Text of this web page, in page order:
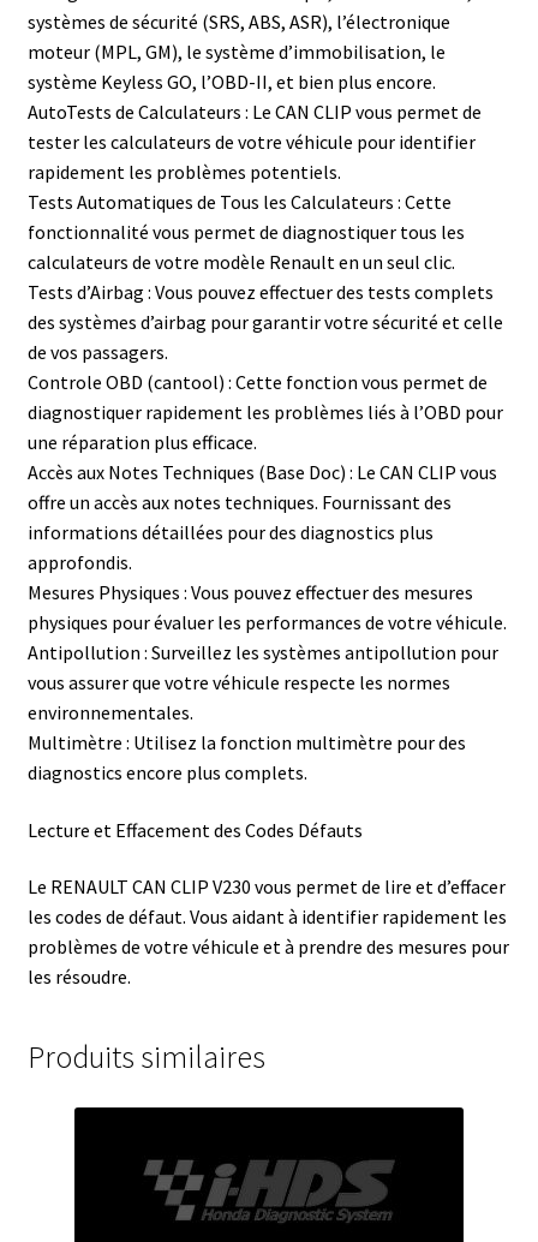
systèmes de sécurité (SRS, ABS, ASR), l’électronique
moteur (MPL, GM), le système d’immobilisation, le
système Keyless GO, l’OBD-II, et bien plus encore.
AutoTests de Calculateurs : Le CAN CLIP vous permet de
tester les calculateurs de votre véhicule pour identifier
rapidement les problèmes potentiels.
Tests Automatiques de Tous les Calculateurs : Cette
fonctionnalité vous permet de diagnostiquer tous les
calculateurs de votre modèle Renault en un seul clic.
Tests d’Airbag : Vous pouvez effectuer des tests complets
des systèmes d’airbag pour garantir votre sécurité et celle
de vos passagers.
Controle OBD (cantool) : Cette fonction vous permet de
diagnostiquer rapidement les problèmes liés à l’OBD pour
une réparation plus efficace.
Accès aux Notes Techniques (Base Doc) : Le CAN CLIP vous
offre un accès aux notes techniques. Fournissant des
informations détaillées pour des diagnostics plus
approfondis.
Mesures Physiques : Vous pouvez effectuer des mesures
physiques pour évaluer les performances de votre véhicule.
Antipollution : Surveillez les systèmes antipollution pour
vous assurer que votre véhicule respecte les normes
environnementales.
Multimètre : Utilisez la fonction multimètre pour des
diagnostics encore plus complets.
Lecture et Effacement des Codes Défauts
Le RENAULT CAN CLIP V230 vous permet de lire et d’effacer
les codes de défaut. Vous aidant à identifier rapidement les
problèmes de votre véhicule et à prendre des mesures pour
les résoudre.
Produits similaires